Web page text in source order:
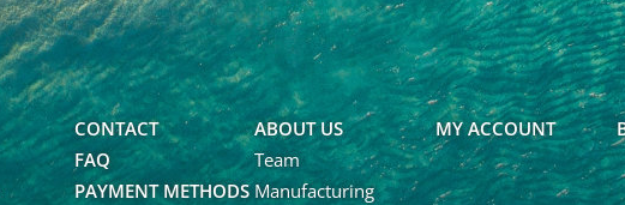
First Name
Last Name
Ja, ich möchte den Newsletter von
CONTACT
FAQ
PAYMENT METHODS
ABOUT US
Team
Manufacturing
MY ACCOUNT